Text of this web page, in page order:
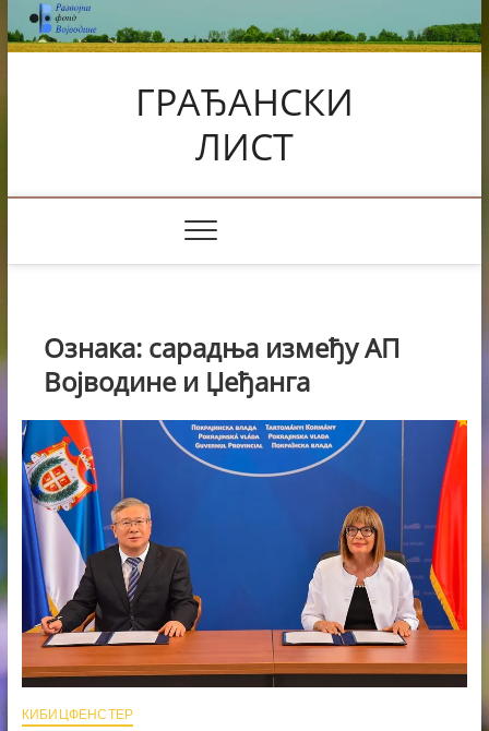
Skip
to
content
ГРАЂАНСКИ
ЛИСТ
Ознака: сарадња између АП
Војводине и Џеђанга
КИБИЦФЕНСТЕР